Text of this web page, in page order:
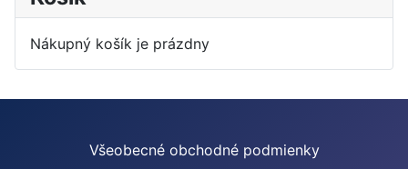
Nákupný košík je prázdny
Všeobecné obchodné podmienky